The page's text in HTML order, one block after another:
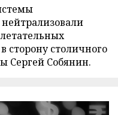
сторону столичного
Сергей Собянин.